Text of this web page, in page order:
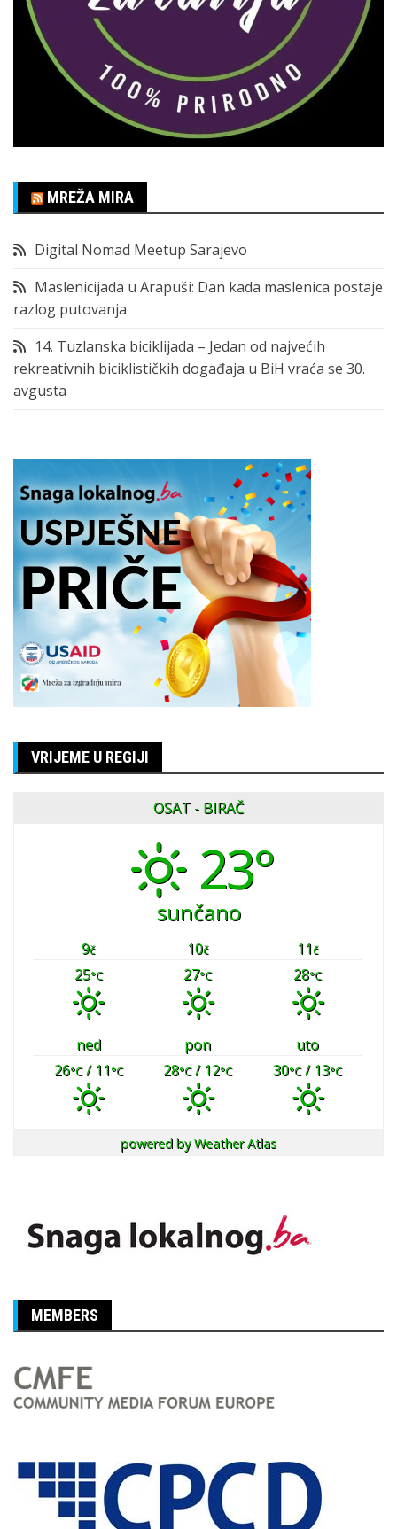
MREŽA MIRA
Digital Nomad Meetup Sarajevo
Maslenicijada u Arapuši: Dan kada maslenica postaje
razlog putovanja
14. Tuzlanska biciklijada – Jedan od najvećih
rekreativnih biciklističkih događaja u BiH vraća se 30.
avgusta
VRIJEME U REGIJI
OSAT - BIRAČ
23°
sunčano
9č 10č 11č
25°C 27°C 28°C
ned pon
uto
26°C/ 11°C 28°C/ 12°C 30°C/ 13°C
powered byWeather Atlas
MEMBERS